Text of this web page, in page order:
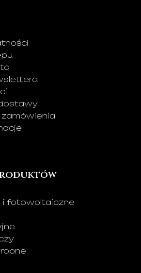
zamówienia
i fotowoltaiczne